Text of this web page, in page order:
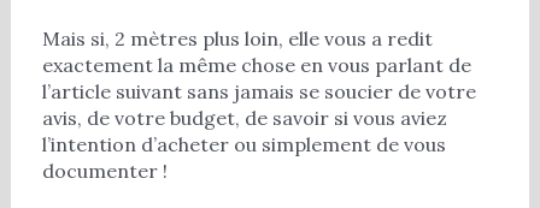
Mais si, 2 mètres plus loin, elle vous a redit
exactement la même chose en vous parlant de
l’article suivant sans jamais se soucier de votre
avis, de votre budget, de savoir si vous aviez
l’intention d’acheter ou simplement de vous
documenter !